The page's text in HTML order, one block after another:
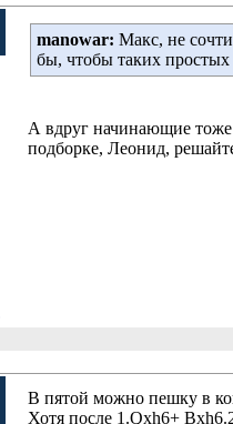
manowar: Макс, не
бы, чтобы таких
А вдруг начинающие
подборке, Леонид,
В пятой можно пешку в
Хотя после 1.Qxh6+